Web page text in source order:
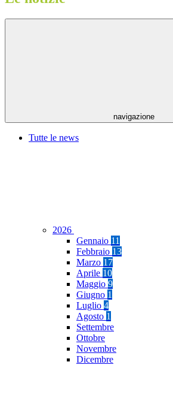
navigazione
Tutte le news
2026
Gennaio 11
Febbraio 13
Marzo 17
Aprile 10
Maggio 9
Giugno 1
Luglio 4
Agosto 1
Settembre
Ottobre
Novembre
Dicembre